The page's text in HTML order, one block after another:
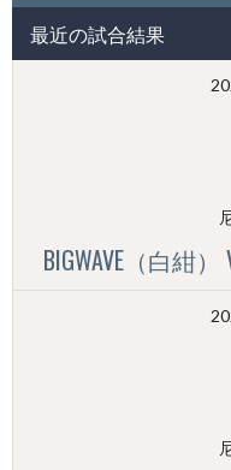
投
（月
最近の試合結果
BIGWAVE（白紺